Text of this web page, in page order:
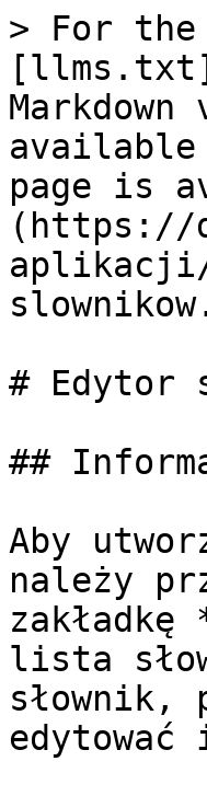
> For the
available
page is
(https://
# Edytor
##
Aby
należy
lista
słownik,